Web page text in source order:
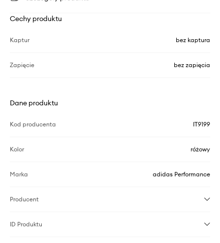
Cechy produktu
Kaptur bez kaptura
Zapięcie bez zapięcia
Dane produktu
Kod producenta IT9199
Kolor różowy
Marka adidas Performance
Producent
ID Produktu